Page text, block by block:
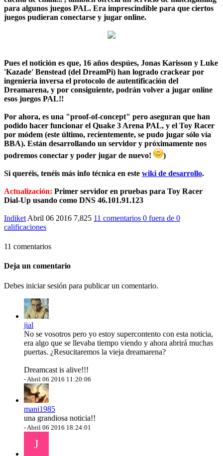
para algunos juegos PAL. Era imprescindible para que ciertos
juegos pudieran conectarse y jugar online.
Pues el notición es que, 16 años despúes, Jonas Karisson y Luke
'Kazade' Benstead (del DreamPi) han logrado crackear por
ingeniería inversa el protocolo de autentificación del
Dreamarena, y por consiguiente, podrán volver a jugar online
esos juegos PAL!!
Por ahora, es una "proof-of-concept" pero aseguran que han
podido hacer funcionar el Quake 3 Arena PAL, y el Toy Racer
por módem (este último, recientemente, se pudo jugar sólo vía
BBA). Están desarrollando un servidor y próximamente nos
podremos conectar y poder jugar de nuevo!
)
Si queréis, tenéis más info técnica en este wiki de desarrollo.
Actualización: Primer servidor en pruebas para Toy Racer
Dial-Up usando como DNS 46.101.91.123
Indiket Abril 06 2016 7,825 11 comentarios 0 fuera de 0
calificaciones
11 comentarios
Deja un comentario
Debes iniciar sesión para publicar un comentario.
jial
No se vosotros pero yo estoy supercontento con esta noticia,
era algo que se llevaba tiempo viendo y ahora abrirá muchas
puertas. ¿Resucitaremos la vieja dreamarena?
Dreamcast is alive!!!
- Abril 06 2016 11:20:06
mani1985
una grandiosa noticia!!
-Abril 06 2016 18:24:01
J